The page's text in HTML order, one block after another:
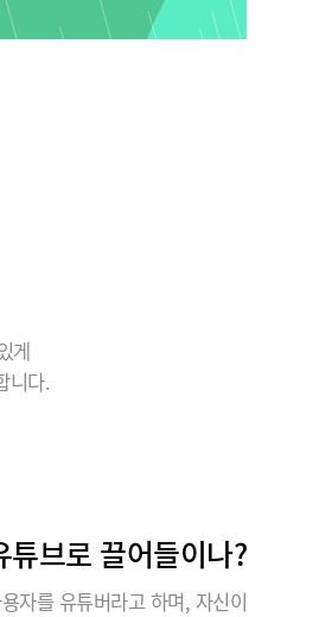
게
니다.
브로 끌어들이나?
자를 유튜버라고 하며, 자신이